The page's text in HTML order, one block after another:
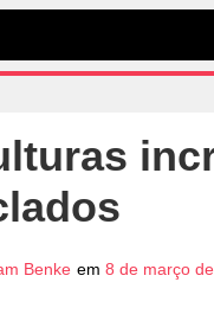
Benke em 8 de março